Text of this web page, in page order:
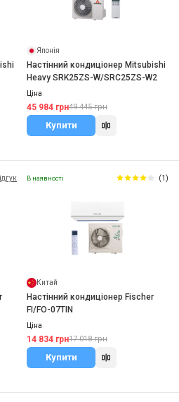
Японія
Настінний кондиціонер Mitsubishi
Heavy SRK25ZS-W/SRC25ZS-W2
Ціна
45 984 грн49 445 грн
Купити
В наявності (1)
Китай
Настінний кондиціонер Fischer
FI/FO-07TIN
Ціна
14 834 грн17 018 грн
Купити